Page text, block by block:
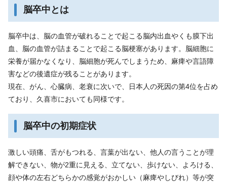
脳卒中とは
脳卒中は、脳の血管が破れることで起こる脳内出血やくも膜下出
血、脳の血管が詰まることで起こる脳梗塞があります。脳細胞に
栄養が届かなくなり、脳細胞が死んでしまうため、麻痺や言語障
害などの後遺症が残ることがあります。
現在、がん、心臓病、老衰に次いで、日本人の死因の第4位を占め
ており、久喜市においても同様です。
脳卒中の初期症状
激しい頭痛、舌がもつれる、言葉が出ない、他人の言うことが理
解できない、物が2重に見える、立てない、歩けない、よろける、
顔や体の左右どちらかの感覚がおかしい（麻痺やしびれ）等が突